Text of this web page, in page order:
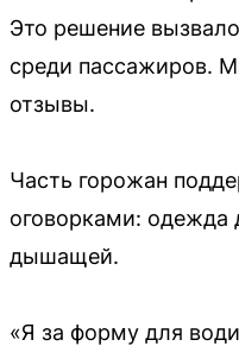
Это решение
среди пассажиров.
отзывы.
Часть горожан
оговорками: одежда
дышащей.
«Я за форму для